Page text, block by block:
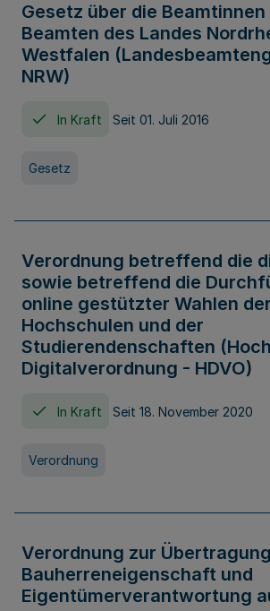
Gesetz über die Beamtinnen
Beamten des Landes
Westfalen
NRW)
In Kraft Seit 01. Juli 2016
Gesetz
Verordnung betreffend die
sowie betreffend die
online gestützter Wahlen der
Hochschulen und der
Studierendenschaften
Digitalverordnung - HDVO)
In Kraft Seit 18. November 2020
Verordnung
Verordnung zur
Bauherreneigenschaft und
Eigentümerverantwortung